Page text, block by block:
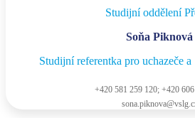
Studijní oddělení
Soňa Piknová
Studijní referentka pro uchazeče
+420 581 259 120; +420